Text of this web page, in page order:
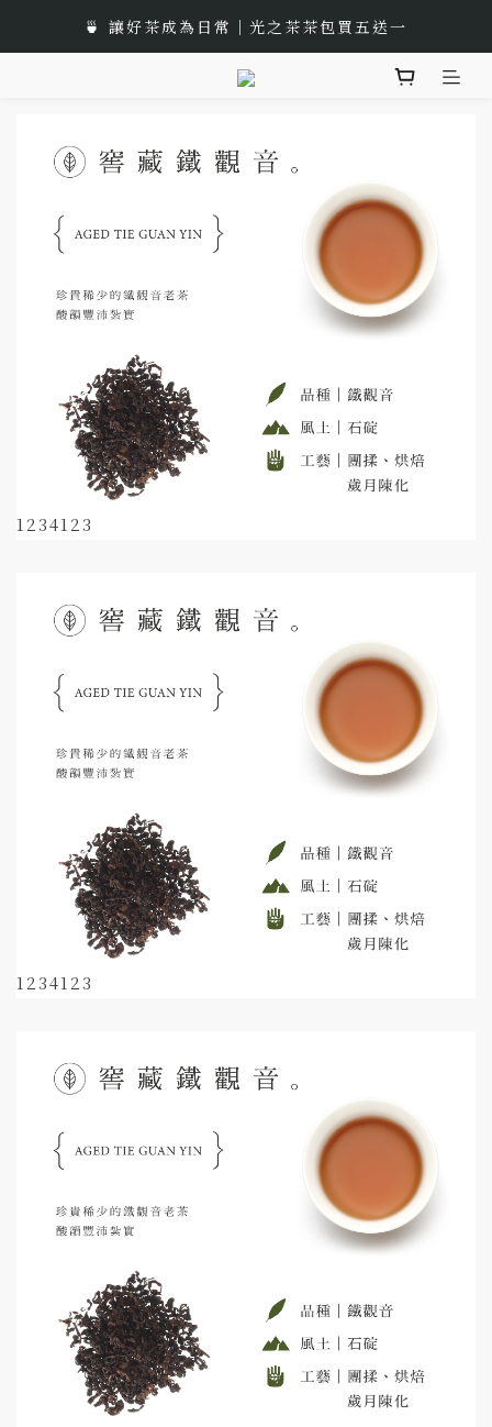
🎁 中秋佳節以茶獻禮｜茶包、茶葉禮品推薦
🍵 讓好茶成為日常｜光之茶茶包買五送一
🌟 全新風味上市｜《台灣武夷雙星》
1234123
1234123